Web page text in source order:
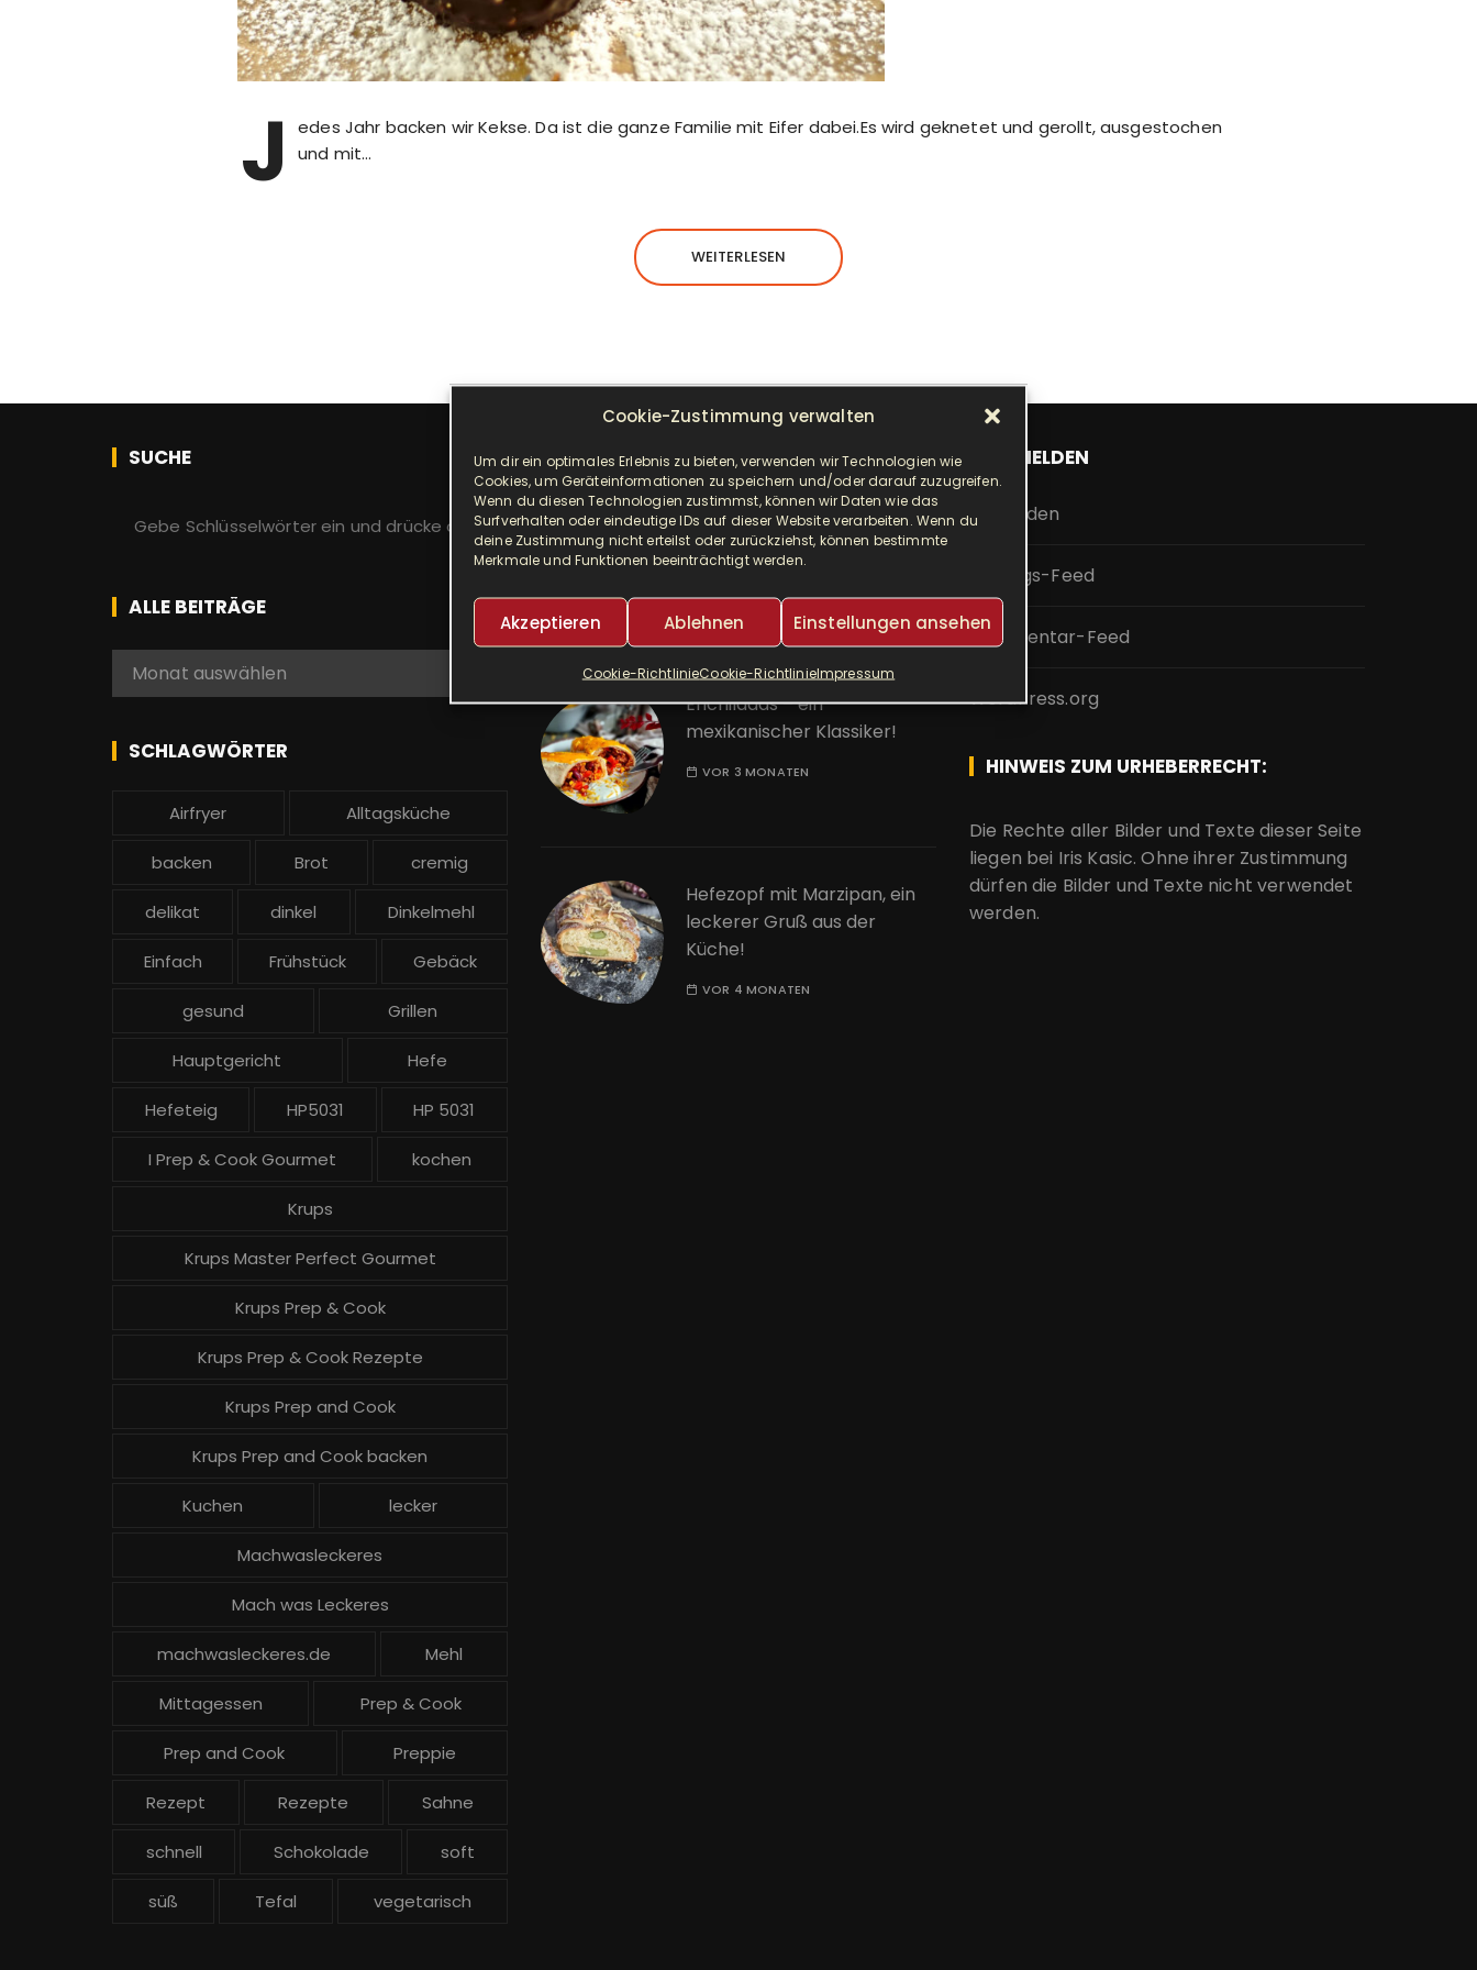
Cookie-Zustimmung verwalten
Um dir ein optimales Erlebnis zu bieten, verwenden wir Technologien wie
Cookies, um Geräteinformationen zu speichern und/oder darauf zuzugreifen.
Wenn du diesen Technologien zustimmst, können wir Daten wie das
Surfverhalten oder eindeutige IDs auf dieser Website verarbeiten. Wenn du
deine Zustimmung nicht erteilst oder zurückziehst, können bestimmte
Merkmale und Funktionen beeinträchtigt werden.
Akzeptieren Ablehnen Einstellungen ansehen
Cookie-RichtlinieCookie-RichtlinieImpressum
J
edes Jahr backen wir Kekse. Da ist die ganze Familie mit Eifer dabei.Es wird geknetet und gerollt, ausgestochen
und mit…
WEITERLESEN
SUCHE
h
e
n
c
:
ALLE BEITRÄGE
e
Monat auswählen
SCHLAGWÖRTER
Airfryer Alltagsküche
backen Brot cremig
delikat dinkel Dinkelmehl
Einfach Frühstück Gebäck
gesund Grillen
Hauptgericht Hefe
Hefeteig HP5031 HP 5031
I Prep & Cook Gourmet kochen
Krups
Krups Master Perfect Gourmet
Krups Prep & Cook
Krups Prep & Cook Rezepte
Krups Prep and Cook
Krups Prep and Cook backen
Kuchen lecker
Machwasleckeres
Mach was Leckeres
machwasleckeres.de Mehl
Mittagessen Prep & Cook
Prep and Cook Preppie
Rezept Rezepte Sahne
schnell Schokolade soft
süß Tefal vegetarisch
NEUESTE BEITRÄGE
Djuvec als Risotto! So ein
leckerer One Pot!
Enchiladas – ein
mexikanischer Klassiker!
VOR 3 MONATEN
Hefezopf mit Marzipan, ein
leckerer Gruß aus der
Küche!
VOR 4 MONATEN
ANMELDEN
Anmelden
Eintrags-Feed
Kommentar-Feed
WordPress.org
HINWEIS ZUM URHEBERRECHT:
Die Rechte aller Bilder und Texte dieser Seite
liegen bei Iris Kasic. Ohne ihrer Zustimmung
dürfen die Bilder und Texte nicht verwendet
werden.